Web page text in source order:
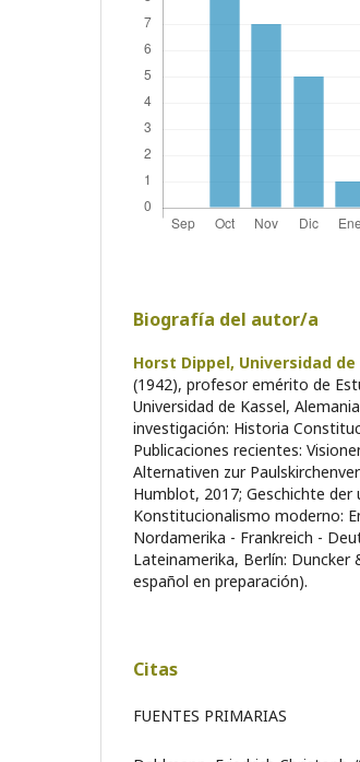
Biografía del autor/a
Horst Dippel, Universidad de
(1942), profesor emérito de
Universidad de Kassel,
investigación: Historia
Publicaciones recientes:
Alternativen zur
Humblot, 2017; Geschichte der
Konstitucionalismo moderno:
Nordamerika - Frankreich -
Lateinamerika, Berlín: Duncker
español en preparación).
Citas
FUENTES PRIMARIAS